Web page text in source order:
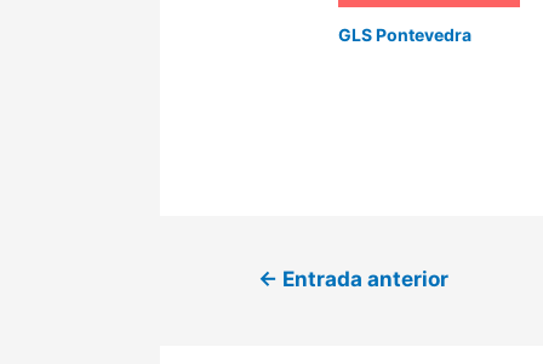
GLS Pontevedra
← Entrada anterior